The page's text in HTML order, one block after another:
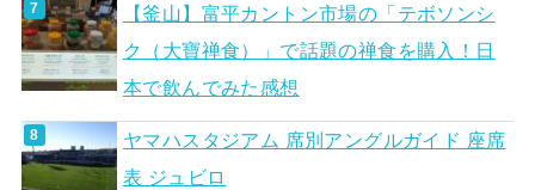
【釜山】富平カントン市場の「テボソンシ
ク（大寶禅食）」で話題の禅食を購入！日
本で飲んでみた感想
ヤマハスタジアム 席別アングルガイド 座席
表 ジュビロ